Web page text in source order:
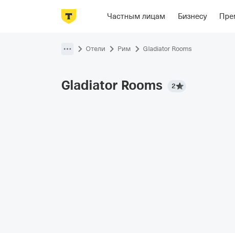
Частным лицам Бизнесу
Фотографии НомераОриентиры
Отели Рим Gladiator Rooms
Gladiator Rooms 2